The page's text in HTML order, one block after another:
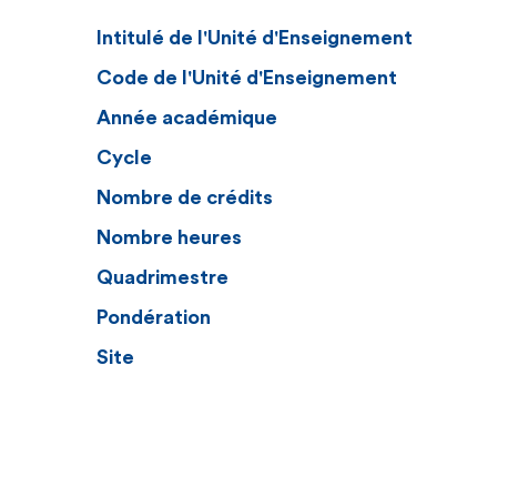
Intitulé de l'Unité d'Enseignement
Code de l'Unité d'Enseignement
Année académique
Cycle
Nombre de crédits
Nombre heures
Quadrimestre
Pondération
Site